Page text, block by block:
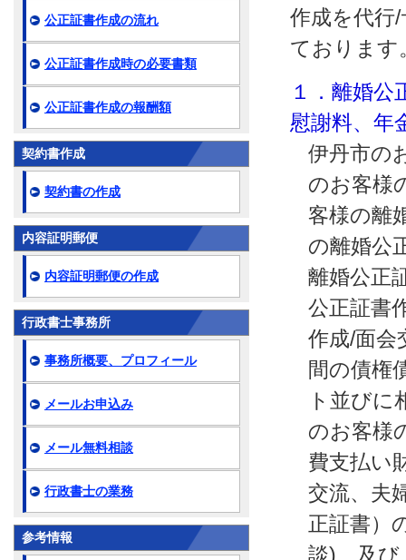
作成を代行
ております
１．離婚公
慰謝料、年
伊丹市の
のお客様
客様の離
の離婚公
離婚公正
公正証書
作成/面会
間の債権
ト並びに
のお客様
費支払い
交流、夫
正証書）
談)、及び
公正証書作成の流れ
公正証書作成時の必要書類
公正証書作成の報酬額
契約書作成
契約書の作成
内容証明郵便
内容証明郵便の作成
行政書士事務所
事務所概要、プロフィール
メールお申込み
メール無料相談
行政書士の業務
参考情報